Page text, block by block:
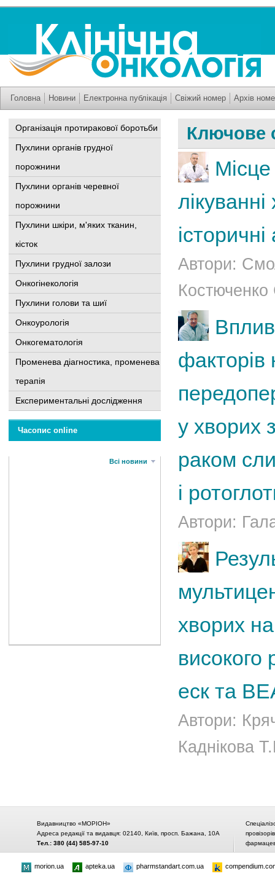
Головна Новини Електронна публікація Свіжий номер Архів
Організація протиракової боротьби
Пухлини органів грудної
порожнини
Пухлини органів черевної
порожнини
Пухлини шкіри, м'яких тканин,
кісток
Пухлини грудної залози
Онкогінекологія
Пухлини голови та шиї
Онкоурологія
Онкогематологія
Променева діагностика, променева
терапія
Експериментальні дослідження
Часопис online
Всі новини
Ключове
Автори:
факторів
у хворих
раком
і
Автори:
хворих
еск та
Автори:
Каднікова
Видавництво «МОРІОН»
Адреса редакції та видавця: 02140, Київ, просп. Бажана, 10А
Тел.: 380 (44) 585-97-10
morion.ua apteka.ua pharmstandart.com.ua